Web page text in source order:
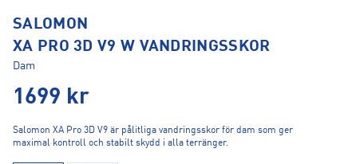
SALOMON
XA PRO 3D V9 W VANDRINGSSKOR
Dam
1699 kr
Salomon XA Pro 3D V9 är pålitliga vandringsskor för dam som ger
maximal kontroll och stabilt skydd i alla terränger.